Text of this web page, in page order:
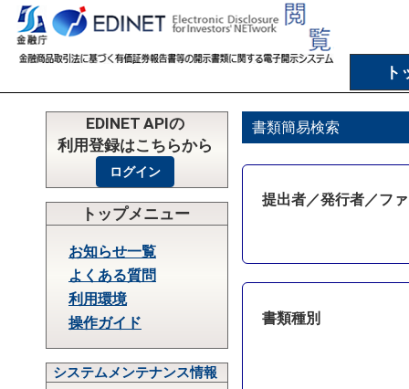
ト
EDINET APIの
利用登録はこちらから
トップメニュー
お知らせ一覧
よくある質問
利用環境
操作ガイド
システムメンテナンス情報
書類簡易検索
提出者／発行者／フ
書類種別